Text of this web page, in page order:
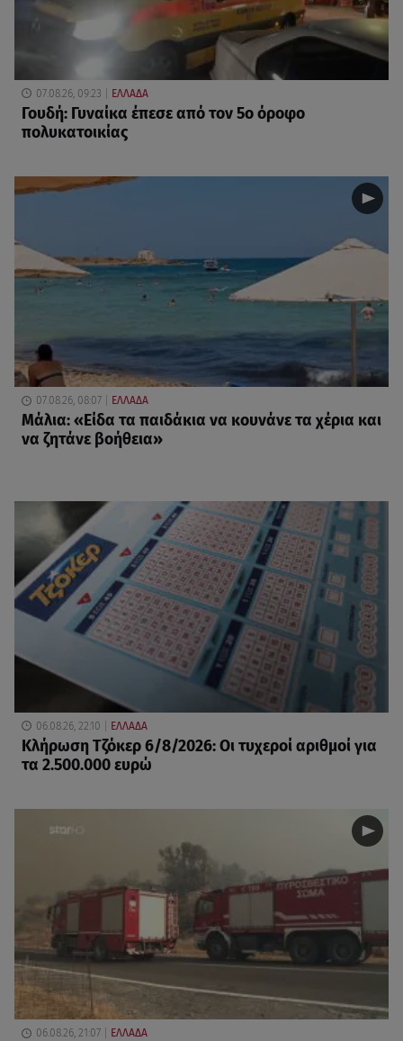
07.08.26, 09:23 ΕΛΛΑΔΑ
Γουδή: Γυναίκα έπεσε από τον 5ο όροφο
πολυκατοικίας
07.08.26, 08:07 ΕΛΛΑΔΑ
Μάλια: «Είδα τα παιδάκια να κουνάνε τα χέρια και
να ζητάνε βοήθεια»
06.08.26, 22:10 ΕΛΛΑΔΑ
Κλήρωση Τζόκερ 6/8/2026: Οι τυχεροί αριθμοί για
τα 2.500.000 ευρώ
06.08.26, 21:07 ΕΛΛΑΔΑ